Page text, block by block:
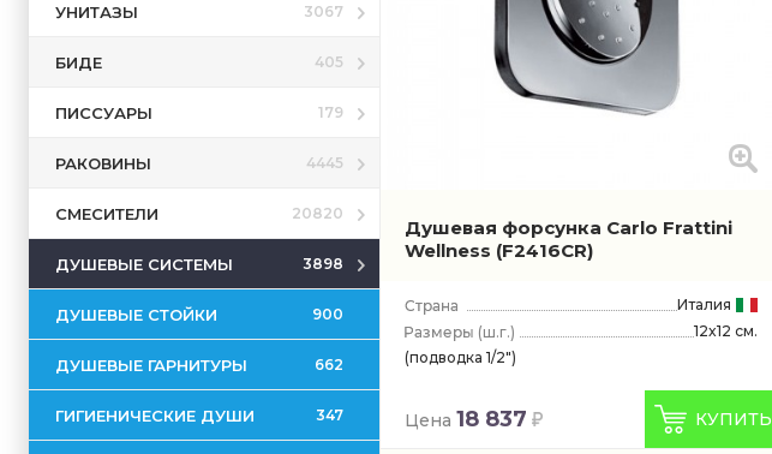
УНИТАЗЫ 3067
БИДЕ 405
ПИССУАРЫ 179
РАКОВИНЫ 4445
СМЕСИТЕЛИ 20820
ДУШЕВЫЕ СИСТЕМЫ 3898
ДУШЕВЫЕ СТОЙКИ 900
ДУШЕВЫЕ ГАРНИТУРЫ 662
ГИГИЕНИЧЕСКИЕ ДУШИ 347
Душевая форсунка Carlo Frattini
Wellness (F2416CR)
Италия
(ш.г.)
12x12 см.
(подводка 1/2")
Цена 18 837 КУПИТЬ